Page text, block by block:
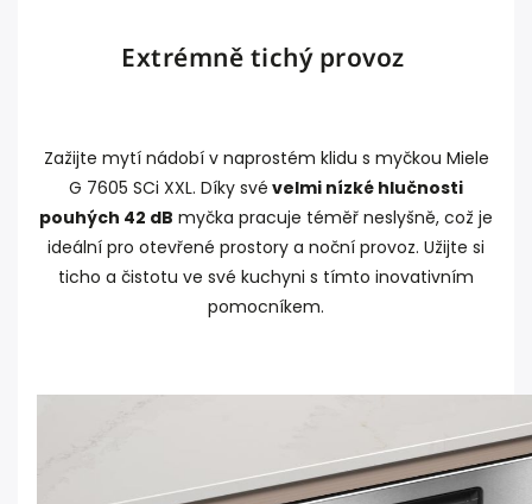
Extrémně tichý provoz
Zažijte mytí nádobí v naprostém klidu s myčkou Miele
G 7605 SCi XXL. Díky své velmi nízké hlučnosti
pouhých 42 dB myčka pracuje téměř neslyšně, což je
ideální pro otevřené prostory a noční provoz. Užijte si
ticho a čistotu ve své kuchyni s tímto inovativním
pomocníkem.